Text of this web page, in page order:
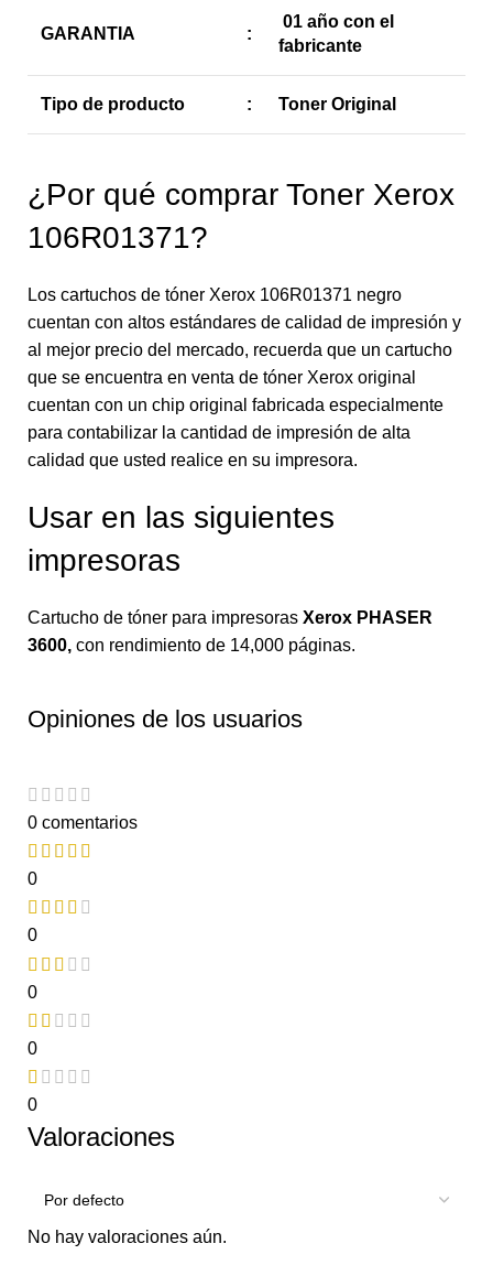
GARANTIA :
01 año con el
fabricante
Tipo de producto : Toner Original
¿Por qué comprar Toner Xerox
106R01371?
Los cartuchos de tóner Xerox 106R01371 negro
cuentan con altos estándares de calidad de impresión y
al mejor precio del mercado, recuerda que un cartucho
que se encuentra en venta de tóner Xerox original
cuentan con un chip original fabricada especialmente
para contabilizar la cantidad de impresión de alta
calidad que usted realice en su impresora.
Usar en las siguientes
impresoras
Cartucho de tóner para impresoras Xerox PHASER
3600, con rendimiento de 14,000 páginas.
Opiniones de los usuarios
0 comentarios
0
0
0
0
0
Valoraciones
No hay valoraciones aún.